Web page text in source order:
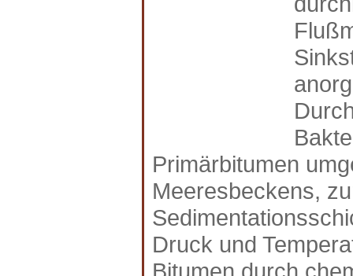
Primärbitumen
Meeresbeckens,
Druck und